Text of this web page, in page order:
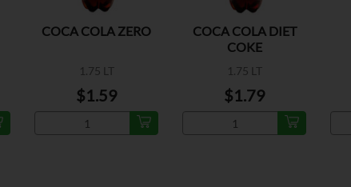
COCA COLA ZERO
1.75 LT
$1.59
COCA COLA DIET
COKE
1.75 LT
$1.79